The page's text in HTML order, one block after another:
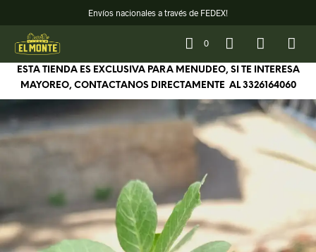
Envíos nacionales a través de FEDEX!
0
ESTA TIENDA ES EXCLUSIVA PARA MENUDEO, SI TE INTERESA
MAYOREO, CONTACTANOS DIRECTAMENTE AL3326164060